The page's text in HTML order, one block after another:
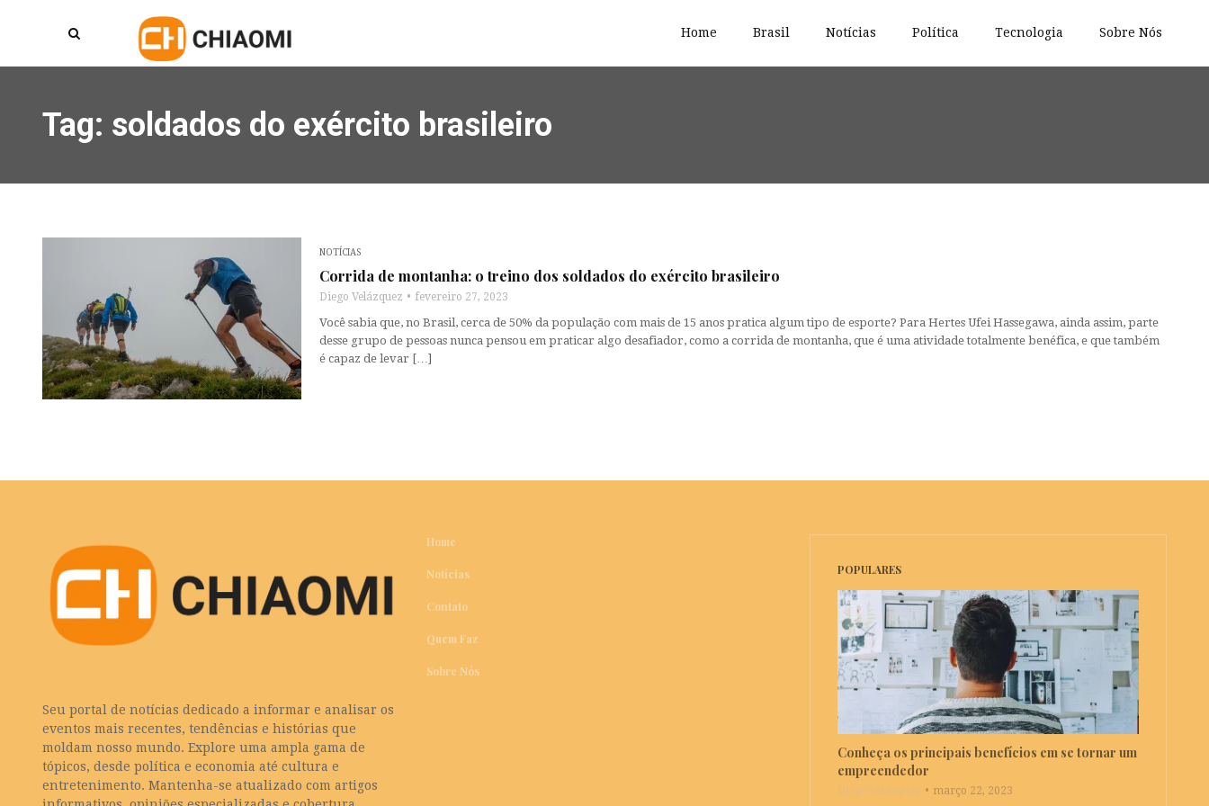
Home Brasil Notícias Política Tecnologia Sobre Nós
Tag: soldados do exército brasileiro
NOTÍCIAS
Corrida de montanha: o treino dos soldados do exército brasileiro
Diego Velázquez fevereiro 27, 2023
Você sabia que, no Brasil, cerca de 50% da população com mais de 15 anos pratica algum tipo de esporte? Para Hertes Ufei Hassegawa, ainda assim, parte
desse grupo de pessoas nunca pensou em praticar algo desafiador, como a corrida de montanha, que é uma atividade totalmente benéfica, e que também
é capaz de levar […]
Seu portal de notícias dedicado a informar e analisar os
eventos mais recentes, tendências e histórias que
moldam nosso mundo. Explore uma ampla gama de
tópicos, desde política e economia até cultura e
entretenimento. Mantenha-se atualizado com artigos
Home
Notícias
Contato
Quem Faz
Sobre Nós
POPULARES
Conheça os principais benefícios em se tornar um
empreendedor
março 22, 2023